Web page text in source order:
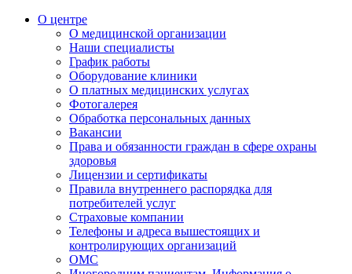
О центре
О медицинской организации
Наши специалисты
График работы
Оборудование клиники
О платных медицинских услугах
Фотогалерея
Обработка персональных данных
Вакансии
Права и обязанности граждан в сфере охраны
здоровья
Лицензии и сертификаты
Правила внутреннего распорядка для
потребителей услуг
Страховые компании
Телефоны и адреса вышестоящих и
контролирующих организаций
ОМС